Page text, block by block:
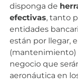
disponga de
efectivas, tanto
entidades
están por llegar,
(mantenimiento)
negocio que
aeronáutica en